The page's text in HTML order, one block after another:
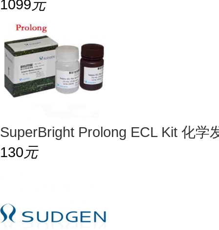
1099元
SuperBright Prolong ECL Kit 化学
130元